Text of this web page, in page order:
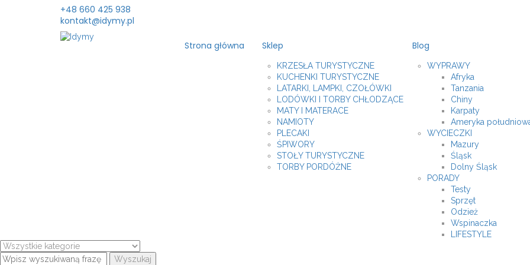
+48 660 425 938
kontakt@idymy.pl
Strona główna Sklep
KRZESŁA TURYSTYCZNE
KUCHENKI TURYSTYCZNE
LATARKI, LAMPKI, CZOŁÓWKI
LODÓWKI I TORBY CHŁODZĄCE
MATY I MATERACE
NAMIOTY
PLECAKI
ŚPIWORY
STOŁY TURYSTYCZNE
TORBY PORDÓŻNE
Blog
WYPRAWY
Afryka
Tanzania
Chiny
Karpaty
Ameryka
WYCIECZKI
Mazury
Śląsk
Dolny Śląsk
PORADY
Testy
Sprzęt
Odzież
Wspinaczka
LIFESTYLE
Wyszukaj